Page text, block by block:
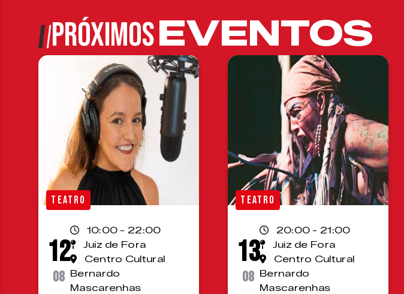
PRÓXIMOSEVENTOS
TEATRO
12
08
10:00 - 22:00
Juiz de Fora
Centro Cultural
Bernardo
Mascarenhas
TEATRO
13
08
20:00 - 21:00
Juiz de Fora
Centro Cultural
Bernardo
Mascarenhas